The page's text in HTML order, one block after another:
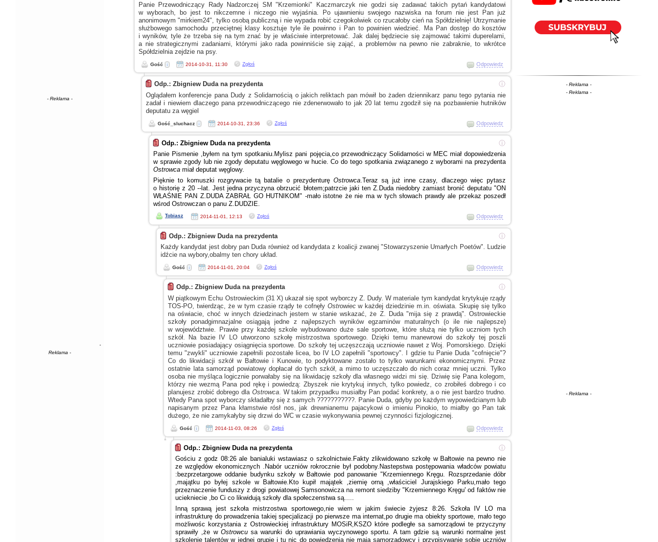
- Reklama -
-
Reklama -
Panie Przewodniczący Rady Nadzorczej SM "Krzemionki" Kaczmarczyk nie godzi się zadawać takich pytań kandydatowi
w wyborach,
bo jest to nikczemne i niczego nie wyjaśnia. Po ujawnieniu swojego nazwiska na forum nie jest Pan już
anonimowym "mirkiem24", tylko osobą publicznąi niewypada robić czegokolwiek co rzucałoby cień na Spółdzielnię! Utrzymanie
służbowego samochodu przeciętnej klasy kosztuje tyle ile powinno i Pan to powinien wiedzieć. Ma Pan dostęp do kosztów
i wyników, tyle że trzeba się na tym znać by je właściwie interpretować. Jak dalej będziecie się zajmować takimi duperelami,
a niestrategicznymi zadaniami, którymi jako rada powinniście się zająć,a problemówna pewno nie zabraknie, to wkrótce
Spółdzielnia zejdzie na psy.
Gość 2014-10-31, 11:30 Zgłoś Odpowiedz
ⓘ
Odp.: Zbigniew Duda na prezydenta
Oglądałem konferencje pana Dudy z Solidarnością o jakichreliktach pan mówił bo żaden dziennikarz panu tego pytania nie
zadałi niewiem dlaczego pana przewodniczącego nie zdenerwowało to jak 20 lat temu zgodził się na pozbawienie hutników
deputatu za węgiel
Gość_sluchacz 2014-10-31, 23:36 Zgłoś Odpowiedz
ⓘ
Odp.: Zbigniew Duda na prezydenta
Panie Pismenie ,byłem na tym spotkaniu.Mylisz pani pojęcia,co przewodniczący Solidarności w MECmiał dopowiedzenia
w sprawiezgody lub nie zgody deputatu węglowego w hucie. Co do tego spotkania związanego z wyborami na prezydenta
Ostrowca miał deputat węglowy.
Pięknie to komuszki rozgrywacie tą batalie o prezydenturę Ostrowca .Teraz są już inne czasy, dlaczego więc pytasz
o historię z 20 --lat. Jest jedna przyczyna obrzucić błotem;patrzcie jaki ten Z.Duda niedobry zamiast bronić deputatu "ON
WŁAŚNIE PAN Z.DUDA ZABRAŁ GO HUTNIKOM" -mało istotne że nie maw tychsłowach prawdy ale przekaz poszedł
wśrod Ostrowczan o panu Z.DUDZIE.
Tobiasz 2014-11-01, 12:13 Zgłoś Odpowiedz
ⓘ
Odp.: Zbigniew Duda na prezydenta
Każdy kandydat jest dobry pan Duda również od kandydataz koalicji zwanej "Stowarzyszenie Umarłych Poetów". Ludzie
idźcie na wybory,obalmy ten chory układ.
Gość 2014-11-01, 20:04 Zgłoś Odpowiedz
ⓘ
Odp.: Zbigniew Duda na prezydenta
W piątkowym Echu Ostrowieckim (31 X) ukazał się spot wyborczy Z. Dudy.W materiale tym kandydat krytykuje rządy
TOS-PO, twierdząc, że w tym czasie rządy te cofnęły Ostrowiec w każdej dziedzinie m.in. oświata. Skupię się tylko
na oświacie, choć w innychdziedzinach jestem w staniewskazać, że Z. Duda "mija się z prawdą".
Ostrowieckie
szkoły ponadgimnazjalne osiągają jedne z najlepszych wyników egzaminów maturalnych (o ile nie najlepsze)
w województwie.
Prawie przy każdej szkole wybudowano duże sale sportowe, które służą nie tylko uczniom tych
szkół. Na bazie IV LO utworzono szkołę mistrzostwa sportowego. Dzięki temu manewrowi do szkoły tej poszli
uczniowie posiadający osiągnięcia sportowe. Do szkoły tej uczęszczają uczniowie nawet z Woj.
Pomorskiego. Dzięki
temu "zwykli" uczniowie zapełnili pozostałe licea, bo IV LO zapełnili "sportowcy".
I gdzietu Panie Duda "cofnięcie"?
Co do likwidacji szkół w Bałtowie i Kunowie,
to podyktowane zostało to tylko warunkami ekonomicznymi. Przez
ostatnie lata samorząd powiatowy dopłacał do tych szkół,a mimoto uczęszczało do nich coraz mniej uczni. Tylko
osoba nie myśląca logicznie porwałaby się na likwidację szkoły dla własnego widzi mi się. Dziwię się Pana kolegom,
którzy nie wezmą Pana pod rękęi powiedzą: Zbyszek nie krytykuj innych, tylko powiedz, co zrobiłeś dobregoi co
planujesz zrobić dobrego dla Ostrowca. W takim przypadku musiałby Pan podać konkrety, a o niejest bardzo trudno.
Wtedy Pana spot wyborczy składałby się z samych ???????????. Panie Duda, gdyby po każdym wypowiedzianym lub
napisanym przez Pana kłamstwie rósł nos, jak drewnianemu pajacykowio imieniuPinokio, to miałby go Pan tak
dużego, że nie zamykałyby się drzwi do WC w czasie wykonywania pewnej czynności fizjologicznej.
Gość 2014-11-03, 08:26 Zgłoś Odpowiedz
ⓘ
Odp.: Zbigniew Duda na prezydenta
Gościu z godz 08:26 ale banialuki wstawiaszo szkolnictwie.Faktyzlikwidowano szkołę w Bałtowie na pewno nie
ze względówekonomicznych .Nabór uczniów rokrocznie był podobny.Nastepstwa postępowania władców powiatu
:bezprzetargowe oddanie budynku szkoły w Bałtowie pod panowanie "Krzemiennego Kręgu. Rozsprzedanie dóbr
,majątku po byłej szkole w Bałtowie.Kto kupił majątek ,ziemię orną ,właściciel Jurajskiego Parku,mało tego
przeznaczenie funduszy z drogi powiatowej Samsonowicza na remont siedziby "Krzemiennego Kręgu' od faktów nie
uciekniecie ,bo Ci co likwidują szkoły dla społeczenstwa są.....
Inną sprawą jest szkoła mistrzostwa sportowego,nie wiemw jakim świecie żyjesz 8:26. Szkoła IV LO ma
infrastrukturę do prowadzenia takiej specjalizacji po pierwsze ma internat,po drugie ma obiekty sportowe, mało tego
możliwośc korzystania z Ostrowieckiej infrastruktury MOSiR,KSZO które podległe sa samorządowi te przyczyny
sprawiły ,że w Ostrowcusa warunki do uprawiania wyczynowego sportu. A tam gdzie są warunki normalne jest
szkolenie talentóww jednej grupie i tu nic do powiedzenia nie maja samorządowcyi przypisywaniesobie uczniów
- Reklama -
- Reklama -
- Reklama -